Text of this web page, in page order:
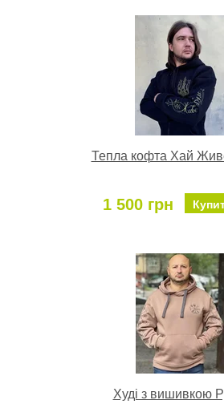
Тепла кофта Хай
1 500 грн
Худі з вишивкою